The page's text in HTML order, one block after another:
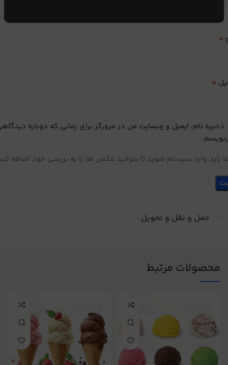
*
*
ذخیره نام، ایمیل و وبسایت من در مرورگر برای زمانی که دوباره
باید وارد سیستم شوید تا بتوانید عکس ها را به بررسی خود اضافه
حمل و نقل و تحویل
محصولات مرتبط